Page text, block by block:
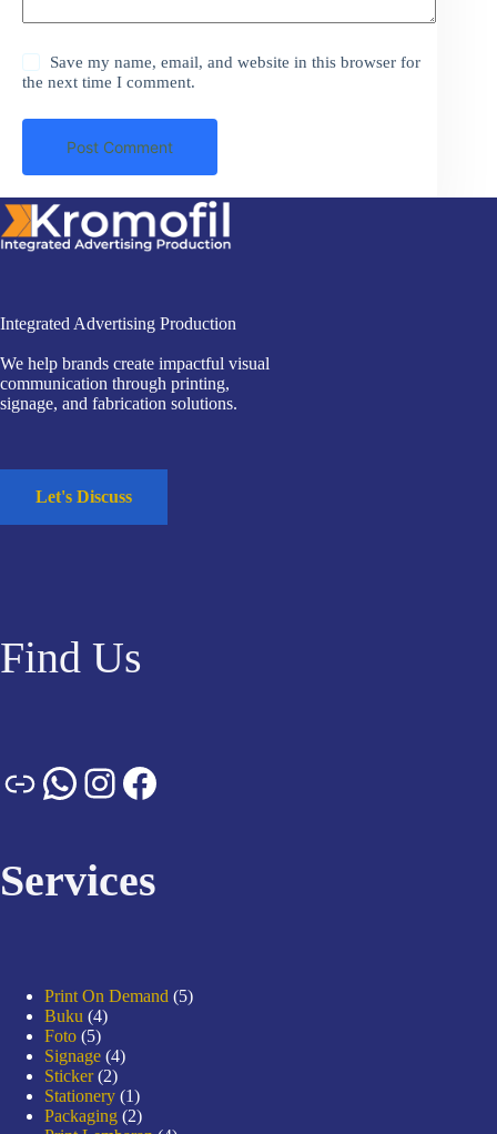
Save my name, email, and website in this browser for
the next time I comment.
Post Comment
Integrated Advertising Production
We help brands create impactful visual
communication through printing,
signage, and fabrication solutions.
Let's Discuss
Find Us
Services
Print On Demand
5
Buku 4
Foto 5
Signage 4
Sticker 2
Stationery 1
Packaging 2